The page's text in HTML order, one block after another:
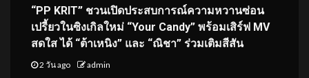
“PP KRIT” ชวนเปิดประสบการณ์ความหวานซ่อน
เปรี้ยวในซิงเกิลใหม่ “Your Candy” พร้อมเสิร์ฟ MV
สดใส ได้ “ต้าเหนิง” และ “ณิชา” ร่วมเติมสีสัน
2 วัน ago admin